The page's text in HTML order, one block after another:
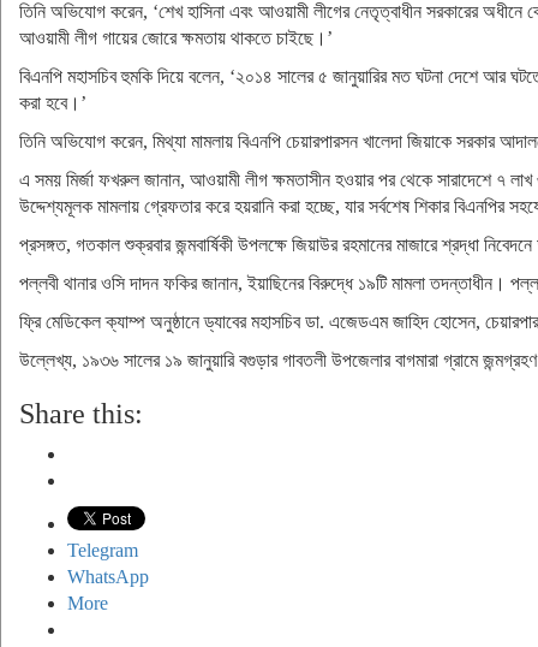
তিনি অভিযোগ করেন, ‘শেখ হাসিনা এবং আওয়ামী লীগের নেতৃত্বাধীন সরকারের অধীনে
আওয়ামী লীগ গায়ের জোরে ক্ষমতায় থাকতে চাইছে।’
বিএনপি মহাসচিব হুমকি দিয়ে বলেন, ‘২০১৪ সালের ৫ জানুয়ারির মত ঘটনা দেশে আর
করা হবে।’
তিনি অভিযোগ করেন, মিথ্যা মামলায় বিএনপি চেয়ারপারসন খালেদা জিয়াকে সরকার
এ সময় মির্জা ফখরুল জানান, আওয়ামী লীগ ক্ষমতাসীন হওয়ার পর থেকে সারাদেশে ৭
উদ্দেশ্যমূলক মামলায় গ্রেফতার করে হয়রানি করা হচ্ছে, যার সর্বশেষ শিকার বিএনপির
প্রসঙ্গত, গতকাল শুক্রবার জন্মবার্ষিকী উপলক্ষে জিয়াউর রহমানের মাজারে শ্রদ্ধা
পল্লবী থানার ওসি দাদন ফকির জানান, ইয়াছিনের বিরুদ্ধে ১৯টি মামলা তদন্তাধীন।
ফ্রি মেডিকেল ক্যাম্প অনুষ্ঠানে ড্যাবের মহাসচিব ডা. এজেডএম জাহিদ হোসেন,
উল্লেখ্য, ১৯৩৬ সালের ১৯ জানুয়ারি বগুড়ার গাবতলী উপজেলার বাগমারা গ্রামে
Share this:
Telegram
WhatsApp
More